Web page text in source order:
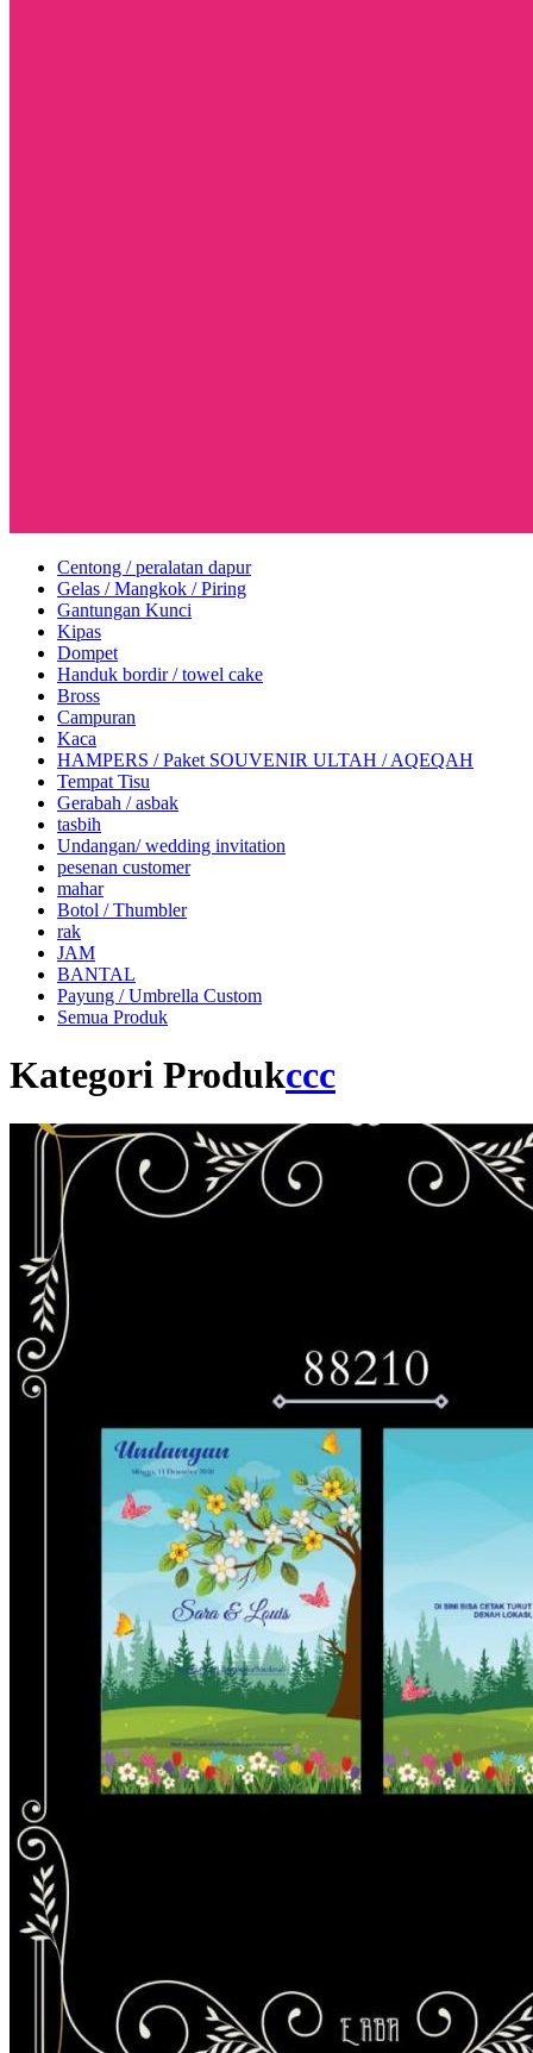
Centong / peralatan dapur
Gelas / Mangkok / Piring
Gantungan Kunci
Kipas
Dompet
Handuk bordir / towel cake
Bross
Campuran
Kaca
HAMPERS / Paket SOUVENIR ULTAH / AQEQAH
Tempat Tisu
Gerabah / asbak
tasbih
Undangan/ wedding invitation
pesenan customer
mahar
Botol / Thumbler
rak
JAM
BANTAL
Payung / Umbrella Custom
Semua Produk
Kategori Produkccc